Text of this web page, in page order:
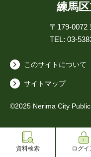
練馬
〒179-0072
TEL: 03-
このサイトについて
サイトマップ
©2025 Nerima City
資料検索 ログイ